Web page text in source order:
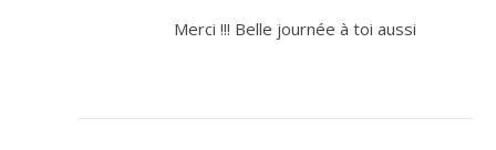
Merci !!! Belle journée à toi aussi